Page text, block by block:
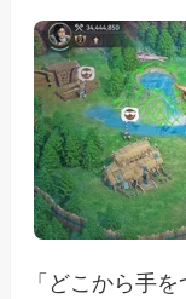
「どこから手